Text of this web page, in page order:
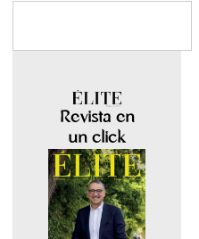
Revista en
un click